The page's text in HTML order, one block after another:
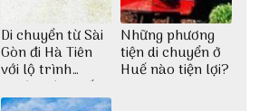
Di chuyển từ Sài
Gòn đi Hà Tiên
với lộ trình
thuận tiện nhất
Những phương
tiện di chuyển ở
Huế nào tiện lợi?